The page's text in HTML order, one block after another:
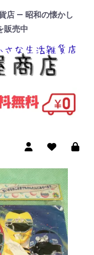
店 — 昭和の懐かし
販売中